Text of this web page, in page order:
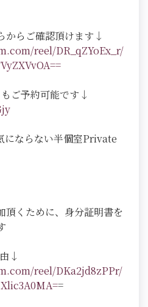
からご確認頂けます↓
reel/DR_qZYoEx_r/
ご予約可能です↓
ならない半個室Private
くために、身分証明書を
↓
reel/DKa2jd8zPPr/
=